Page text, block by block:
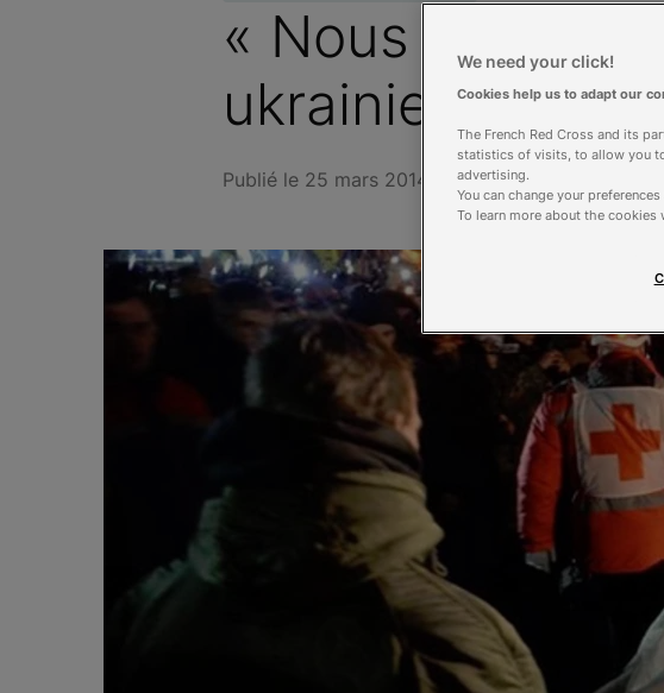
« Nous devons
ukrainienne à
Publié le 25 mars 2014
We need your click!
Cookies help us to adapt our
The French Red Cross and its
statistics of visits, to allow you
advertising.
You can change your
To learn more about the cookies